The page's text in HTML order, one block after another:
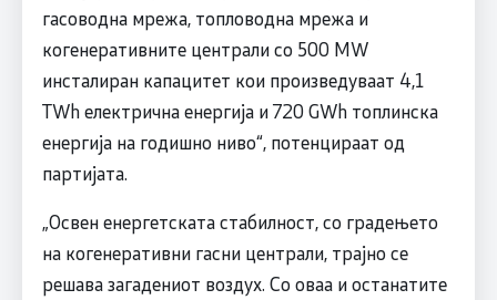
гасоводна мрежа, топловодна мрежа и
когенеративните централи со 500 MW
инсталиран капацитет кои произведуваат 4,1
TWh електрична енергија и 720 GWh топлинска
енергија на годишно ниво“, потенцираат од
партијата.
„Освен енергетската стабилност, со градењето
на когенеративни гасни централи, трајно се
решава загадениот воздух. Со оваа и останатите